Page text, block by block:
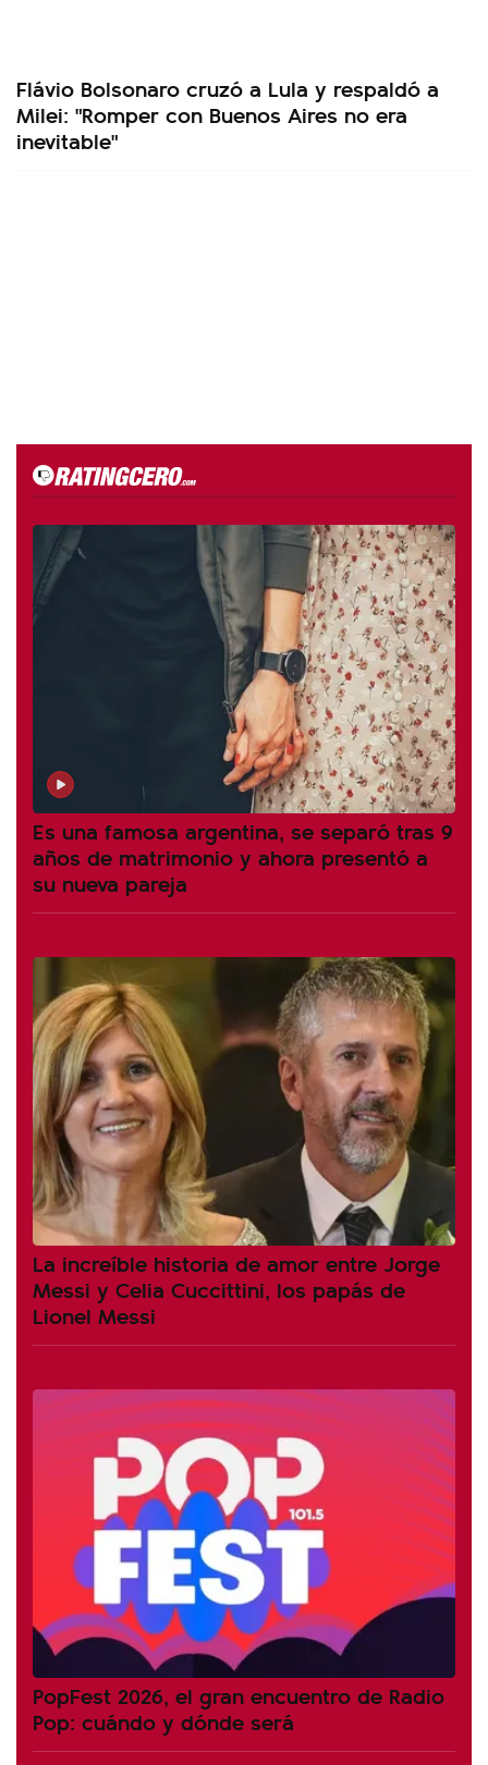
Flávio Bolsonaro cruzó a Lula y respaldó a
Milei: "Romper con Buenos Aires no era
inevitable"
Es una famosa argentina, se separó tras 9
años de matrimonio y ahora presentó a
su nueva pareja
La increíble historia de amor entre Jorge
Messi y Celia Cuccittini, los papás de
Lionel Messi
PopFest 2026, el gran encuentro de Radio
Pop: cuándo y dónde será